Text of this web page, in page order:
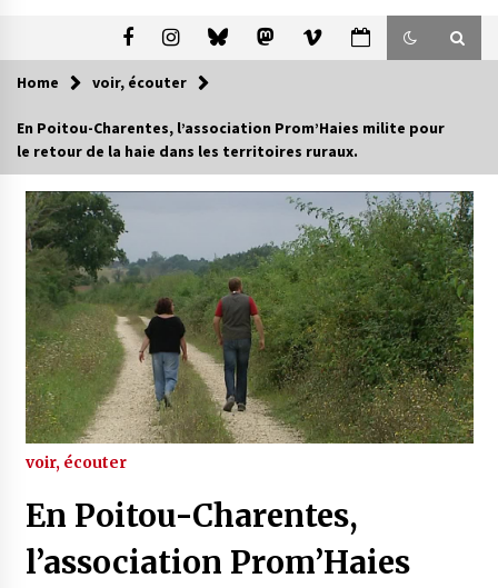
Home voir, écouter
En Poitou-Charentes, l’association Prom’Haies milite pour
le retour de la haie dans les territoires ruraux.
voir, écouter
En Poitou-Charentes,
l’association Prom’Haies